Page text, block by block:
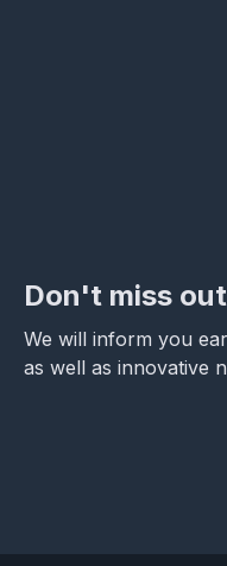
Don't miss
We will inform you
as well as innovative